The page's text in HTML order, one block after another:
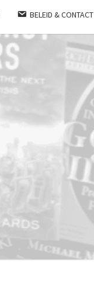
BELEID & CONTACT